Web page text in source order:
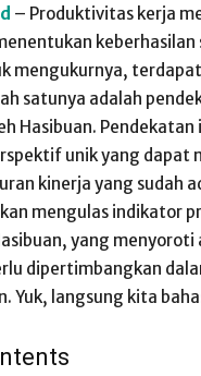
– Produktivitas kerja
keberhasilan
mengukurnya,
satunya adalah
Hasibuan. Pendekatan
unik yang dapat
kinerja yang sudah
mengulas indikator
yang menyoroti
dipertimbangkan
Yuk, langsung kita